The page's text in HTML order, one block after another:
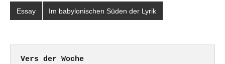
Essay Im babylonischen Süden der Lyrik
Vers der Woche